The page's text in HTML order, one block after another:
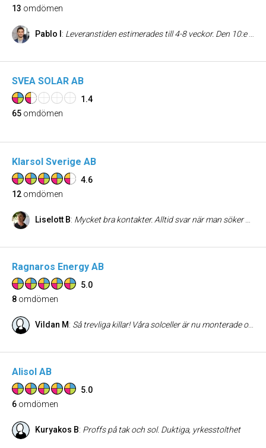
13 omdömen
Pablo I : Leveranstiden estimerades till 4-8 veckor. Den 10:e maj godkände jag offerten och den 16:e juni var anläggningen driftsatt och producerade el. Jag hade räknat med minst 8 veckor, men det levererades snabbare än förväntat! Samtidigt hade alla andra företagen som jag var i kontakt med (ca 5 st) ledtider på allt från 3 till 6 månader. SO Solkraft var inte billigast men inte dyrast heller. Men de var definitivt snabbast av alla. Först var jag och min fru lite reserverade att företaget var så nytt. Det som lugnade oss var grundarnas tidigare erfarenhet samt solpanelernas långa garantier från tillverkarna (som gäller även om SO Solkraft försvinner). En av solpanelerna hade en spricka på glaset och bytes ut utan några konstigheter, smidigt! Byggställningen monterades upp varsamt och med skydd för att inte förstöra husets fasad, något vi var lite oroliga över. Vi köpte 28 solpaneler och kommer upp i nästan 60 kWh om dagen när det har varit mycket sol men då det har varit lite halvmolnigt/regn (58 kWh som mest hittills). En hel solig dag utan moln kommer med största sannolikhet producera mer än 60 kWh, långt mer än dagsbehovet. Återstår att se när vi får en sådan dag!
SVEA SOLAR AB
1.4
65 omdömen
Klarsol Sverige AB
4.6
12 omdömen
Liselott B: Mycket bra kontakter. Alltid svar när man söker dom. Snabb service. Material o hantverkare anlände enligt den tidsplan företaget utlåvat. Upplever att man arbetar enl de riktlinjer o föreskrifter som gäller för installation av solceller.
Ragnaros Energy AB
5.0
8 omdömen
Vildan M: Så trevliga killar! Våra solceller är nu monterade och klara. Snabbt, smidigt och proffsigt! Vi är så nöjda och rekommenderar verkligen Ragnaros Energy!
Alisol AB
5.0
6 omdömen
Kuryakos B: Proffs på tak och sol. Duktiga, yrkesstolthet